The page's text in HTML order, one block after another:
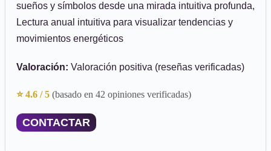
sueños y símbolos desde una mirada intuitiva profunda,
Lectura anual intuitiva para visualizar tendencias y
movimientos energéticos
Valoración: Valoración positiva (reseñas verificadas)
⭐ 4.6 / 5 (basado en 42 opiniones verificadas)
CONTACTAR